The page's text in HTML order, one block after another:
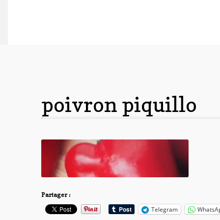
poivron piquillo
Partager :
Telegram